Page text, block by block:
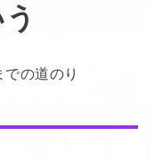
の道のり